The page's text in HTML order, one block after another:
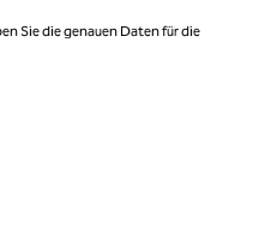
Sie die genauen Daten für die